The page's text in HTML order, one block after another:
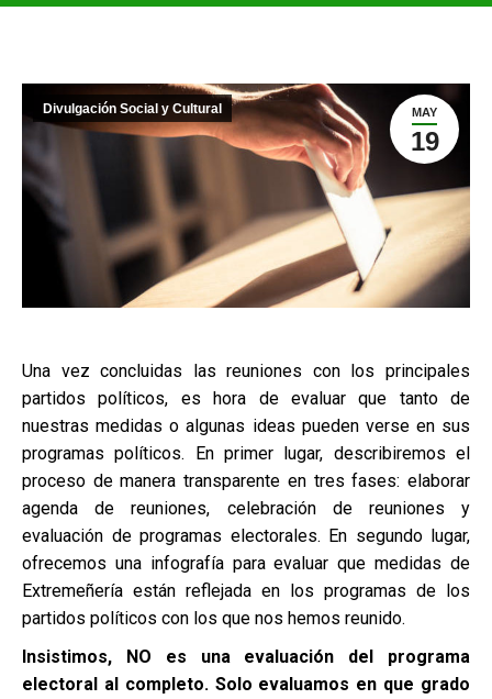
MAY
19
Divulgación Social y Cultural
Una vez concluidas las reuniones con los principales
partidos políticos, es hora de evaluar que tanto de
nuestras medidas o algunas ideas pueden verse en sus
programas políticos. En primer lugar, describiremos el
proceso de manera transparente en tres fases: elaborar
agenda de reuniones, celebración de reuniones y
evaluación de programas electorales. En segundo lugar,
ofrecemos una infografía para evaluar que medidas de
Extremeñería están reflejada en los programas de los
partidos políticos con los que nos hemos reunido.
Insistimos, NO es una evaluación del programa
electoral al completo. Solo evaluamos en que grado